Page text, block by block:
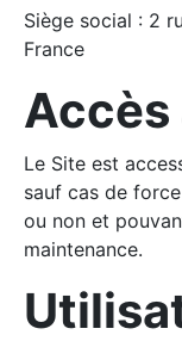
Siège social : 2
France
Accès
Le Site est
sauf cas de
ou non et
maintenance.